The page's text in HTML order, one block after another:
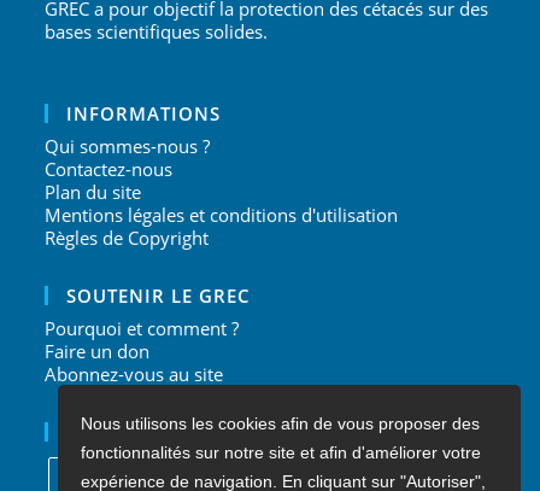
GREC a pour objectif la protection des cétacés sur des
bases scientifiques solides.
INFORMATIONS
Qui sommes-nous ?
Contactez-nous
Plan du site
Mentions légales et conditions d'utilisation
Règles de Copyright
SOUTENIR LE GREC
Pourquoi et comment ?
Faire un don
Abonnez-vous au site
NOUS SUIVRE
Nous utilisons les cookies afin de vous proposer des
fonctionnalités sur notre site et afin d'améliorer votre
expérience de navigation. En cliquant sur "Autoriser",